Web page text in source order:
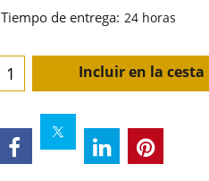
Tiempo de entrega: 24 horas
Incluir en la cesta